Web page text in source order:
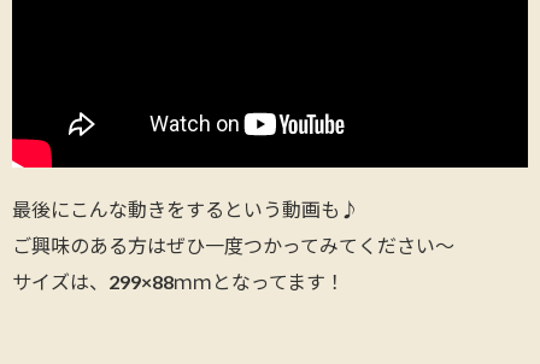
最後にこんな動きをするという動画も♪
ご興味のある方はぜひ一度つかってみてください～
サイズは、299×88ｍｍとなってます！